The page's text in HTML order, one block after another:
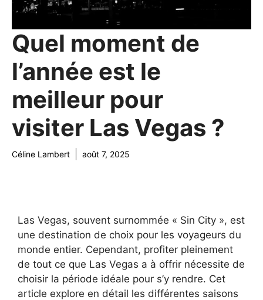
Quel moment de
l’année est le
meilleur pour
visiter Las Vegas ?
Céline Lambert août 7, 2025
Las Vegas, souvent surnommée « Sin City », est
une destination de choix pour les voyageurs du
monde entier. Cependant, profiter pleinement
de tout ce que Las Vegas a à offrir nécessite de
choisir la période idéale pour s’y rendre. Cet
article explore en détail les différentes saisons